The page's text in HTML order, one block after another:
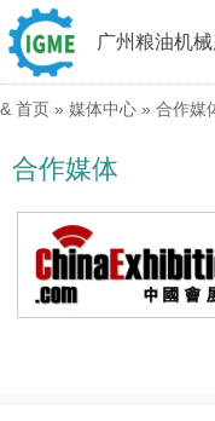
广州粮油机
& 首页 » 媒体中心 » 合作媒
合作媒体